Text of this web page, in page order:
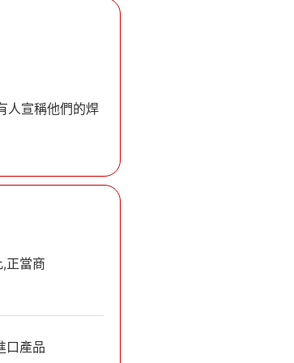
人宣稱他們的焊
正當商
口產品